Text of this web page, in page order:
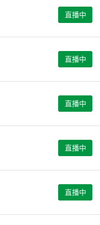
直播中
直播中
直播中
直播中
直播中